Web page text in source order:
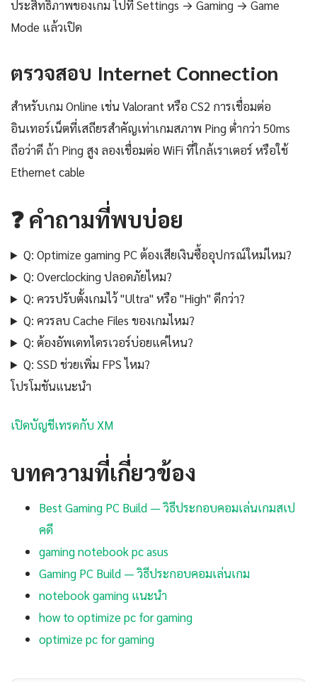
ประสิทธิภาพของเกม ไปที่ Settings → Gaming → Game
Mode แล้วเปิด
ตรวจสอบ Internet Connection
สำหรับเกม Online เช่น Valorant หรือ CS2 การเชื่อมต่อ
อินเทอร์เน็ตที่เสถียรสำคัญเท่าเกมสภาพ Ping ต่ำกว่า 50ms
ถือว่าดี ถ้า Ping สูง ลองเชื่อมต่อ WiFi ที่ใกล้เราเตอร์ หรือใช้
Ethernet cable
❓ คำถามที่พบบ่อย
Q: Optimize gaming PC ต้องเสียเงินซื้ออุปกรณ์ใหม่ไหม?
Q: Overclocking ปลอดภัยไหม?
Q: ควรปรับตั้งเกมไว้ "Ultra" หรือ "High" ดีกว่า?
Q: ควรลบ Cache Files ของเกมไหม?
Q: ต้องอัพเดทไดรเวอร์บ่อยแค่ไหน?
Q: SSD ช่วยเพิ่ม FPS ไหม?
โปรโมชันแนะนำ
เปิดบัญชีเทรดกับ XM
บทความที่เกี่ยวข้อง
Best Gaming PC Build — วิธีประกอบคอมเล่นเกมสเป
คดี
gaming notebook pc asus
Gaming PC Build — วิธีประกอบคอมเล่นเกม
notebook gaming แนะนำ
how to optimize pc for gaming
optimize pc for gaming